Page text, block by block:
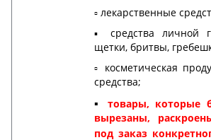
▫️ лекарственные
▪️ средства личной
щетки, бритвы,
▫️ косметическая
средства;
▪️ товары, которые
вырезаны,
под заказ